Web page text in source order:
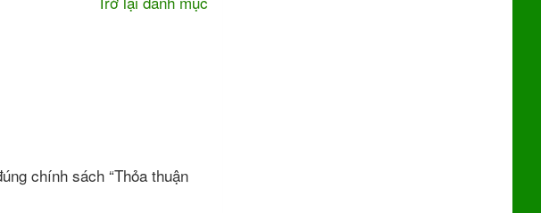
chính sách “Thỏa thuận